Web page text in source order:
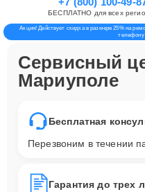
БЕСПЛАТНО для всех
Акция! Действует скидка в размере 25% на
телефону
Сервисный
Мариуполе
Бесплатная
Перезвоним в течении
Гарантия до трех